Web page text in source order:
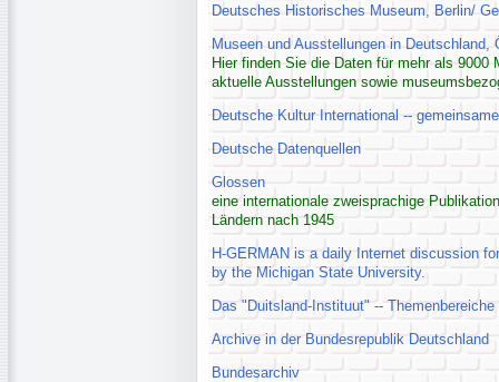
Deutsches Historisches Museum, Berlin/
Museen und Ausstellungen in Deutschland,
Hier finden Sie die Daten für mehr als
aktuelle Ausstellungen sowie
Deutsche Kultur International --
Deutsche Datenquellen
Glossen
eine internationale zweisprachige
Ländern nach 1945
H-GERMAN is a daily Internet discussion
by the Michigan State University.
Das "Duitsland-Instituut" --
Archive in der Bundesrepublik Deutschland
Bundesarchiv